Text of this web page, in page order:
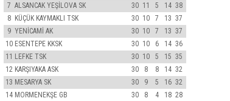
7 ALSANCAK YEŞİLOVA SK 30 11 5 14 38
8 KÜÇÜK KAYMAKLI TSK 30 10 7 13 37
9 YENİCAMİ AK 30 10 7 13 37
10 ESENTEPE KKSK 30 10 6 14 36
11 LEFKE TSK 30 10 5 15 35
12 KARŞIYAKA ASK 30 8 8 14 32
13 MESARYA SK 30 9 5 16 32
14 MORMENEKŞE GB 30 8 4 18 28